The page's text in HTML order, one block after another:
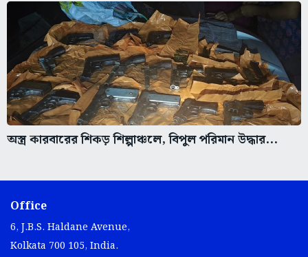
অস্ত্র কারবারের শিকড় শিল্পাঞ্চলে, বিপুল পরিমান উদ্ধার...
Office
6, J.B.S. Haldane Avenue,
Kolkata 700 105, India.